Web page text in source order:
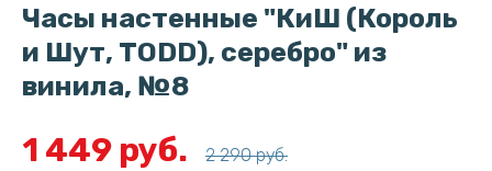
Часы настенные "КиШ (Король
и Шут, TODD), серебро" из
винила, №8
1 449 руб. 2 290 руб.